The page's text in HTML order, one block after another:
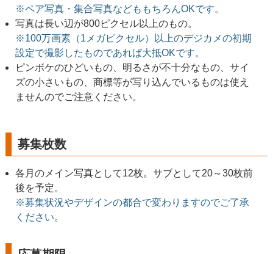
※ペア写真・集合写真などももちろんOKです。
写真は長い辺が800ピクセル以上のもの。
※100万画素（1メガピクセル）以上のデジカメの初期
設定で撮影したものであれば大抵OKです。
ピンボケのひどいもの、明るさが不十分なもの、サイ
ズの小さいもの、商標等が写り込んでいるものは使え
ませんのでご注意ください。
募集枚数
各月のメイン写真として12枚。サブとして20～30枚前
後を予定。
※募集状況やデザインの都合で変わりますのでご了承
ください。